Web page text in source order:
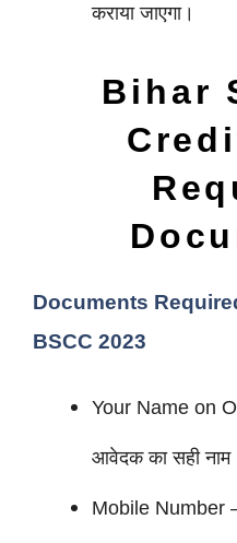
कराया जाएगा।
Bihar
Documents
BSCC 2023
Your Name on
आवेदक का सही नाम
Mobile Number –